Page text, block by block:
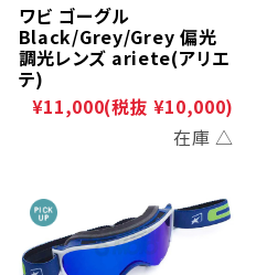
ワビ ゴーグル
Black/Grey/Grey 偏光
調光レンズ ariete(アリエ
テ)
¥11,000(税抜 ¥10,000)
在庫 △